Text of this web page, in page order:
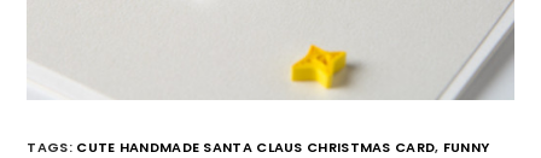
TAGS: CUTE HANDMADE SANTA CLAUS CHRISTMAS CARD, FUNNY